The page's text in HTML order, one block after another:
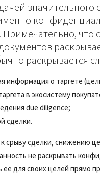
что
раскрывается
информация о таргете
в экосистему
due diligence;
сделки.
срыву сделки, снижению
не раскрывать
для своих целей прямо